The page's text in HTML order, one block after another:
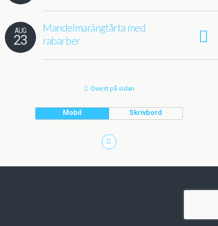
AUG
23
Mandelmarängtårta med
rabarber
Överst på sidan
Mobil Skrivbord